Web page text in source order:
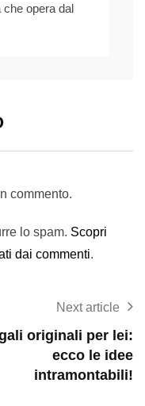
che opera dal
commento.
lo spam. Scopri
dai commenti.
Next article
originali per lei:
ecco le idee
intramontabili!